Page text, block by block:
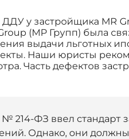
у застройщика MR
(МР Групп) была
выдачи льготных
Наши юристы
Часть дефектов
№ 214-ФЗ ввел
Однако, они